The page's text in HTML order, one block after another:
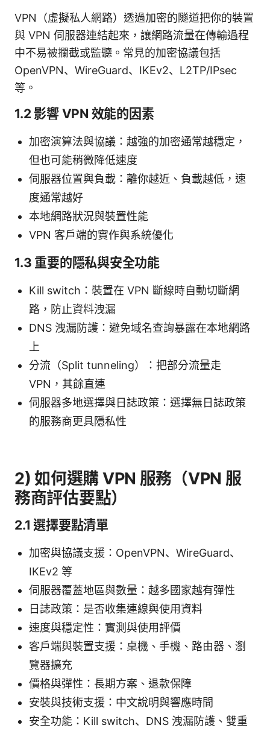
VPN（虛擬私人網路）透過加密的隧道把你的裝置
與 VPN 伺服器連結起來，讓網路流量在傳輸過程
中不易被攔截或監聽。常見的加密協議包括
OpenVPN、WireGuard、IKEv2、L2TP/IPsec
等。
1.2 影響 VPN 效能的因素
加密演算法與協議：越強的加密通常越穩定，
但也可能稍微降低速度
伺服器位置與負載：離你越近、負載越低，速
度通常越好
本地網路狀況與裝置性能
VPN 客戶端的實作與系統優化
1.3 重要的隱私與安全功能
Kill switch：裝置在 VPN 斷線時自動切斷網
路，防止資料洩漏
DNS 洩漏防護：避免域名查詢暴露在本地網路
上
分流（Split tunneling）：把部分流量走
VPN，其餘直連
伺服器多地選擇與日誌政策：選擇無日誌政策
的服務商更具隱私性
2) 如何選購 VPN 服務（VPN 服
務商評估要點）
2.1 選擇要點清單
加密與協議支援：OpenVPN、WireGuard、
IKEv2 等
伺服器覆蓋地區與數量：越多國家越有彈性
日誌政策：是否收集連線與使用資料
速度與穩定性：實測與使用評價
客戶端與裝置支援：桌機、手機、路由器、瀏
覽器擴充
價格與彈性：長期方案、退款保障
安裝與技術支援：中文說明與響應時間
安全功能：Kill switch、DNS 洩漏防護、雙重